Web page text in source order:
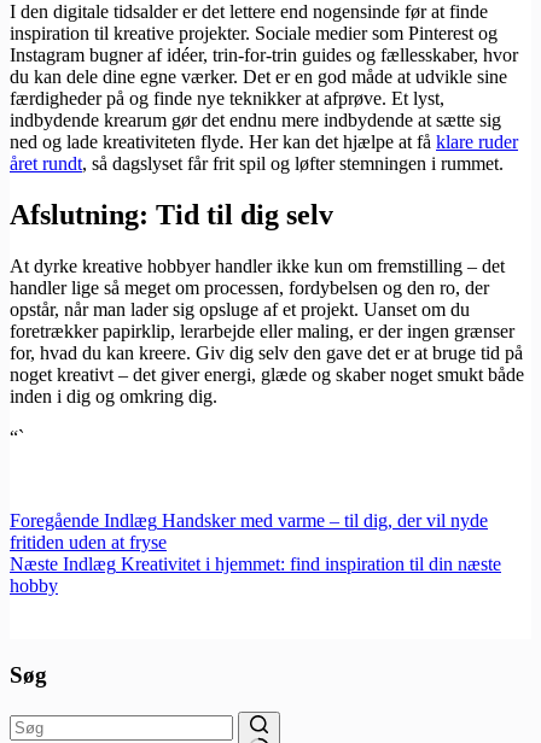
I den digitale tidsalder er det lettere end nogensinde før at finde
inspiration til kreative projekter. Sociale medier som Pinterest og
Instagram bugner af idéer, trin-for-trin guides og fællesskaber, hvor
du kan dele dine egne værker. Det er en god måde at udvikle sine
færdigheder på og finde nye teknikker at afprøve. Et lyst,
indbydende krearum gør det endnu mere indbydende at sætte sig
ned og lade kreativiteten flyde. Her kan det hjælpe at få klare ruder
året rundt, så dagslyset får frit spil og løfter stemningen i rummet.
Afslutning: Tid til dig selv
At dyrke kreative hobbyer handler ikke kun om fremstilling – det
handler lige så meget om processen, fordybelsen og den ro, der
opstår, når man lader sig opsluge af et projekt. Uanset om du
foretrækker papirklip, lerarbejde eller maling, er der ingen grænser
for, hvad du kan kreere. Giv dig selv den gave det er at bruge tid på
noget kreativt – det giver energi, glæde og skaber noget smukt både
inden i dig og omkring dig.
“`
Foregående Indlæg Handsker med varme – til dig, der vil nyde
fritiden uden at fryse
Næste Indlæg Kreativitet i hjemmet: find inspiration til din næste
hobby
Søg